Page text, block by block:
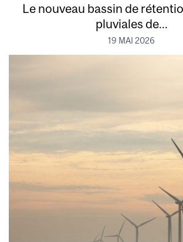
Le nouveau bassin de
pluviales de...
19 MAI 2026